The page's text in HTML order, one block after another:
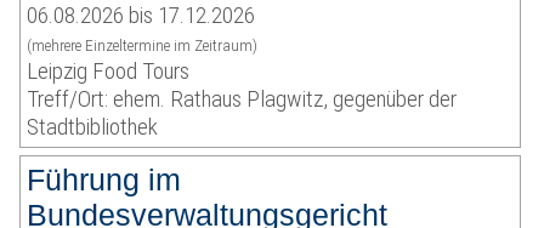
06.08.2026 bis 17.12.2026
(mehrere Einzeltermine im Zeitraum)
Leipzig Food Tours
Treff/Ort: ehem. Rathaus Plagwitz, gegenüber der
Stadtbibliothek
Führung im
Bundesverwaltungsgericht